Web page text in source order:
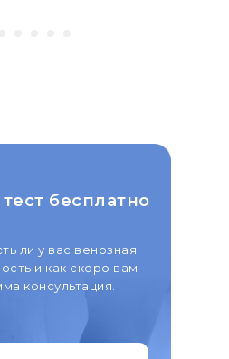
бесплатно
ли у вас венозная
и как скоро вам
консультация.